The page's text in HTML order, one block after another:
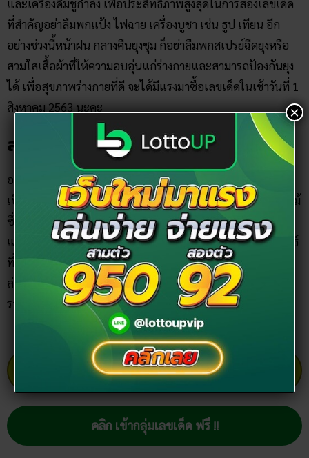
ได้ เพื่อสุขภาพร่างกายที่ดี จะได้มีแรงมาซื้อเลขเด็ดในเช้าวันที่ 1
สิงหาคม 2563 นะคะ
สรุป
อย่างไรก็ตาม เทคนิคที่แอดได้นำเสนอให้ทุกท่านด้านบนนั้น
เป็นเพียงหนึ่งในเตล็ดลับหรือวิธีการ
ขูดหวยขอเลขเด็ดกับต้นไม้
ซึ่งได้รับความนิยมอย่างแพร่หลายเท่านั้น หากคอหวยท่านใดมี
แนวทางอื่น ๆ เคล็ดลับที่อยากแชร์ บอกต่อ หรือคิดว่าได้ผลลัพธ์
ที่ดีกว่าก็สามารถเสนอเรามาได้ที่กล่องแสดงความคิดเห็นด้าน
ล่าง เพื่อที่จะให้เพื่อนคอหวยทั้งหลายได้ลองไปปรับใช้ ถูกโชค
รางวัลกันถ้วนหน้าค่ะ
คลิก แทงหวยออนไลน์ ได้เงินจริง
คลิก เข้ากลุ่มเลขเด็ด ฟรี !!
Facebook Twitter Email
×